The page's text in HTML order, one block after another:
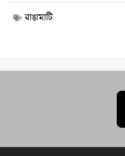
রাঙামাটি